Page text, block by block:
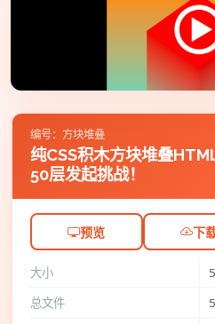
编号：方块堆叠
纯CSS积木方块堆叠
50层发起挑战！
预览 下
大小
总文件